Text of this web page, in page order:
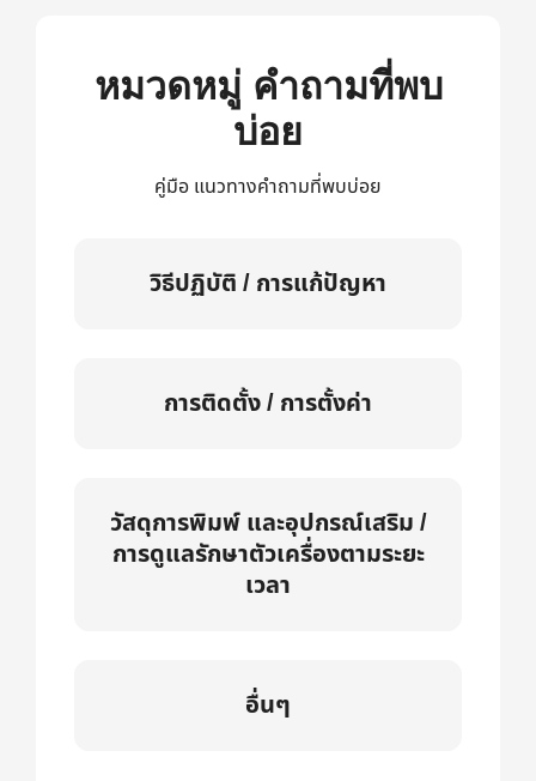
หมวดหมู่ คำถามที่พบ
บ่อย
คู่มือ แนวทางคำถามที่พบบ่อย
วิธีปฏิบัติ / การแก้ปัญหา
การติดตั้ง / การตั้งค่า
วัสดุการพิมพ์ และอุปกรณ์เสริม /
การดูแลรักษาตัวเครื่องตามระยะ
เวลา
อื่นๆ